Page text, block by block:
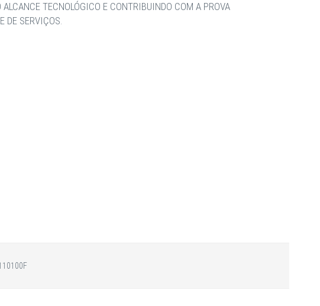
ALCANCE TECNOLÓGICO E CONTRIBUINDO COM A PROVA
DE SERVIÇOS.